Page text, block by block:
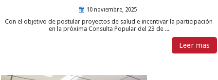
10 noviembre, 2025
Con el objetivo de postular proyectos de salud e incentivar la participación
en la próxima Consulta Popular del 23 de ...
Leer mas